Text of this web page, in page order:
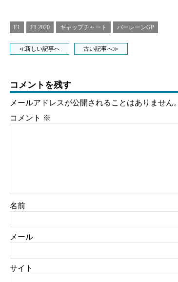
F1 F1 2020 ギャップチャート バーレーンGP
≪新しい記事へ 古い記事へ≫
コメントを残す
メールアドレスが公開されることはありません。
コメント ※
名前
メール
サイト